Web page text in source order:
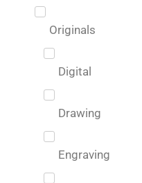
Originals
Digital
Drawing
Engraving